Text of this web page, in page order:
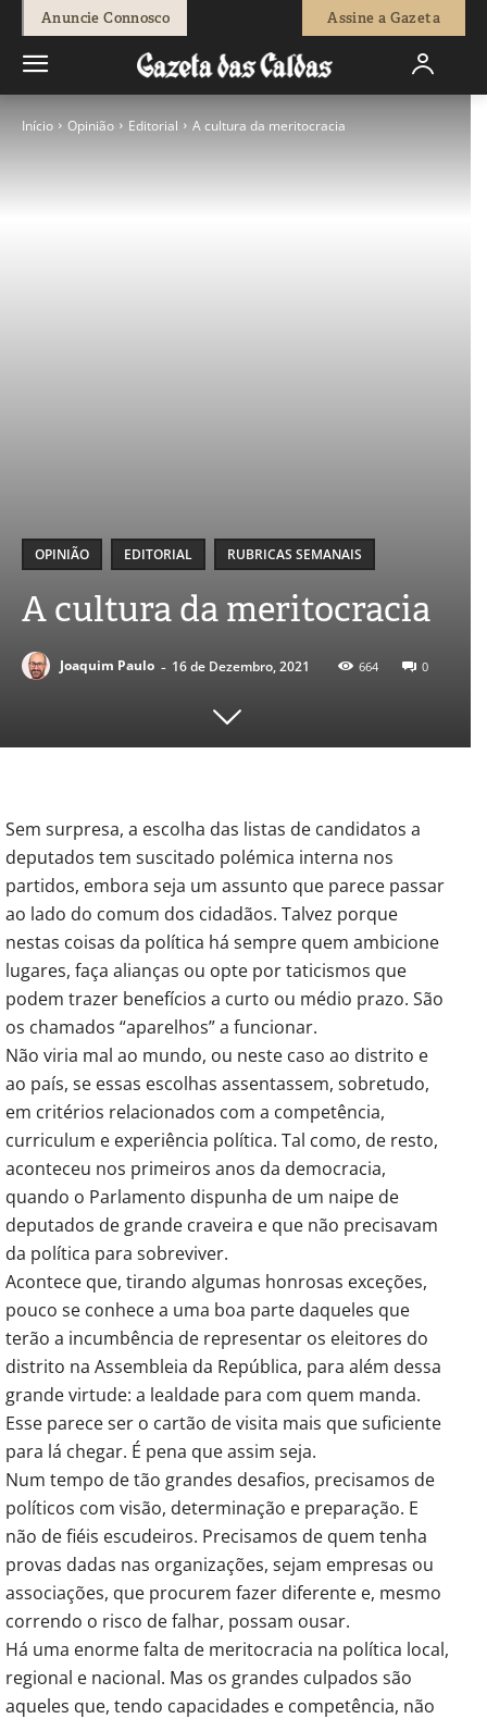
Anuncie Connosco Assine a Gazeta
Início Opinião Editorial A cultura da meritocracia
OPINIÃO EDITORIAL RUBRICAS SEMANAIS
A cultura da meritocracia
Joaquim Paulo - 16 de Dezembro, 2021 664 0
Sem surpresa, a escolha das listas de candidatos a
deputados tem suscitado polémica interna nos
partidos, embora seja um assunto que parece passar
ao lado do comum dos cidadãos. Talvez porque
nestas coisas da política há sempre quem ambicione
lugares, faça alianças ou opte por taticismos que
podem trazer benefícios a curto ou médio prazo. São
os chamados “aparelhos” a funcionar.
Não viria mal ao mundo, ou neste caso ao distrito e
ao país, se essas escolhas assentassem, sobretudo,
em critérios relacionados com a competência,
curriculum e experiência política. Tal como, de resto,
aconteceu nos primeiros anos da democracia,
quando o Parlamento dispunha de um naipe de
deputados de grande craveira e que não precisavam
da política para sobreviver.
Acontece que, tirando algumas honrosas exceções,
pouco se conhece a uma boa parte daqueles que
terão a incumbência de representar os eleitores do
distrito na Assembleia da República, para além dessa
grande virtude: a lealdade para com quem manda.
Esse parece ser o cartão de visita mais que suficiente
para lá chegar. É pena que assim seja.
Num tempo de tão grandes desafios, precisamos de
políticos com visão, determinação e preparação. E
não de fiéis escudeiros. Precisamos de quem tenha
provas dadas nas organizações, sejam empresas ou
associações, que procurem fazer diferente e, mesmo
correndo o risco de falhar, possam ousar.
Há uma enorme falta de meritocracia na política local,
regional e nacional. Mas os grandes culpados são
aqueles que, tendo capacidades e competência, não